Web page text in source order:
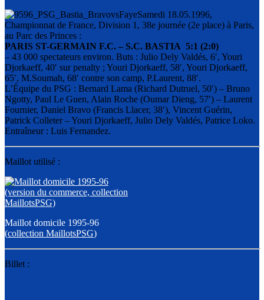
Samedi 18.05.1996,
Championnat de France, Division 1, 38e journée (2e place) à Paris,
au Parc des Princes :
PARIS ST-GERMAIN F.C. – S.C. BASTIA 5:1 (2:0)
– 43 000 spectateurs environ. Buts : Julio Dely Valdés, 6′, Youri
Djorkaeff, 40′ sur penalty ; Youri Djorkaeff, 58′, Youri Djorkaeff,
65′, M.Soumah, 68′ contre son camp, P.Laurent, 88′.
L’Équipe du PSG : Bernard Lama (Richard Dutruel, 50′) – Bruno
Ngotty, Paul Le Guen, Alain Roche (Oumar Dieng, 57′) – Laurent
Fournier, Daniel Bravo (Francis Llacer, 38′), Vincent Guérin,
Patrick Colleter – Youri Djorkaeff, Julio Dely Valdés, Patrice Loko.
Entraîneur : Luis Fernandez.
Maillot utilisé :
Maillot domicile 1995-96
(collection MaillotsPSG)
Billet :